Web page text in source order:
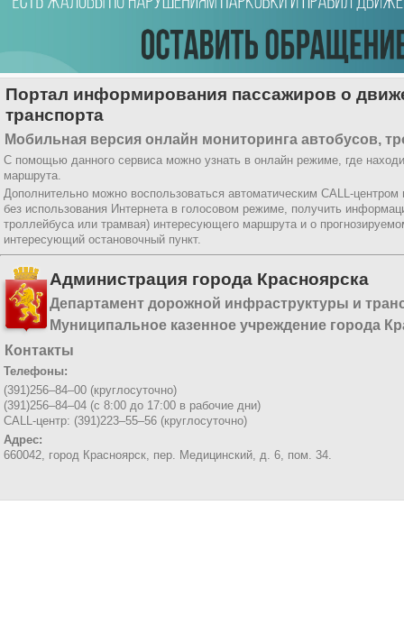
Портал информирования пассажиров о
транспорта
Мобильная версия онлайн мониторинга автобусов,
С помощью данного сервиса можно узнать в онлайн режиме, где
маршрута.
Дополнительно можно воспользоваться автоматическим CALL-
без использования Интернета в голосовом режиме, получить
троллейбуса или трамвая) интересующего маршрута и о
интересующий остановочный пункт.
Администрация города Красноярска
Департамент дорожной инфраструктуры и
Муниципальное казенное учреждение города
Контакты
Телефоны:
(391)256–84–00 (круглосуточно)
(391)256–84–04 (с 8:00 до 17:00 в рабочие дни)
CALL-центр: (391)223–55–56 (круглосуточно)
Адрес:
660042, город Красноярск, пер. Медицинский, д. 6, пом. 34.